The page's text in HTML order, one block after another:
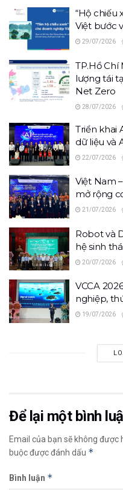
“Hộ chiếu
Việt bước
29/07/2026
TP.Hồ
lượng tái
Net Zero
28/07/2026
Triển khai
dữ liệu và
22/07/2026
Việt Nam
mở rộng
21/07/2026
Robot và
hệ sinh
20/07/2026
VCCA
nghiệp,
19/07/2026
Để lại một bình
Email của bạn sẽ không được
buộc được đánh dấu *
Bình luận *